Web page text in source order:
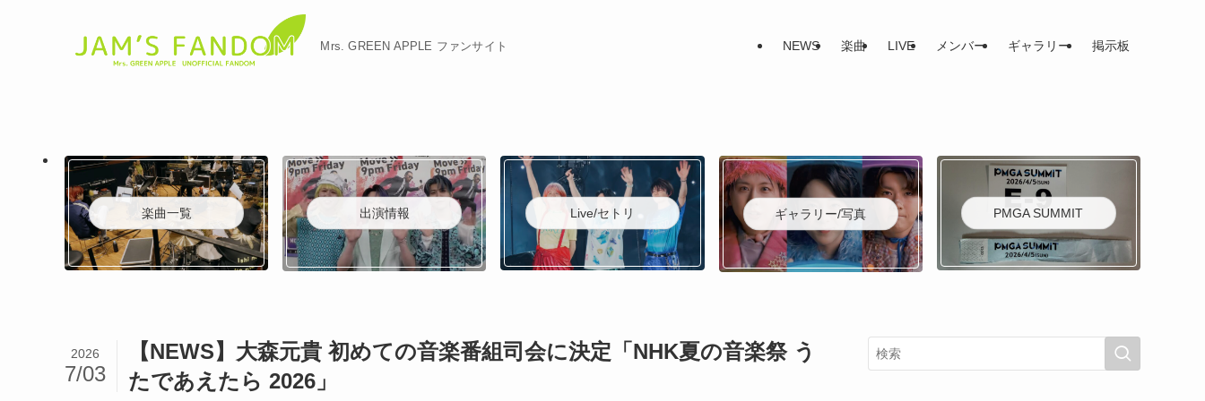
Mrs. GREEN APPLE ファンサイト NEWS 楽曲 LIVE メンバー ギャラリー 掲示板
楽曲一覧 出演情報 Live/セトリ ギャラリー/写真 PMGA SUMMIT
【NEWS】大森元貴 初めての音楽番組司会に決定「NHK夏の音楽祭 う
たであえたら 2026」
2026
7/03